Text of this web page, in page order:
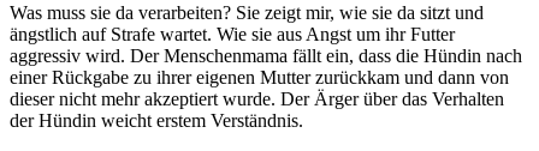
Was muss sie da verarbeiten? Sie zeigt mir, wie sie da sitzt und
ängstlich auf Strafe wartet. Wie sie aus Angst um ihr Futter
aggressiv wird. Der Menschenmama fällt ein, dass die Hündin nach
einer Rückgabe zu ihrer eigenen Mutter zurückkam und dann von
dieser nicht mehr akzeptiert wurde. Der Ärger über das Verhalten
der Hündin weicht erstem Verständnis.